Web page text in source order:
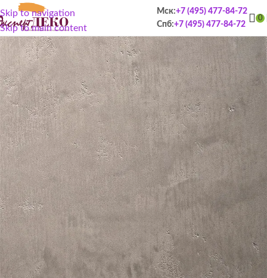
Skip to navigation
Skip to main content
Мск:+7 (495) 477-84-72
Спб:+7 (495) 477-84-72
0